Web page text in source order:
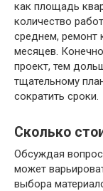
как площадь
количество
среднем, ремонт
месяцев.
проект, тем
тщательному
сократить сроки.
Сколько
Обсуждая вопрос
может
выбора